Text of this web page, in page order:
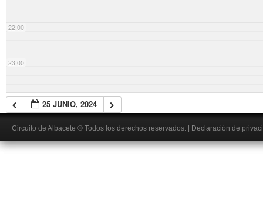
22:00
23:00
25 JUNIO, 2024
Circuito de Albacete © Todos los derechos reservados. Declaración de